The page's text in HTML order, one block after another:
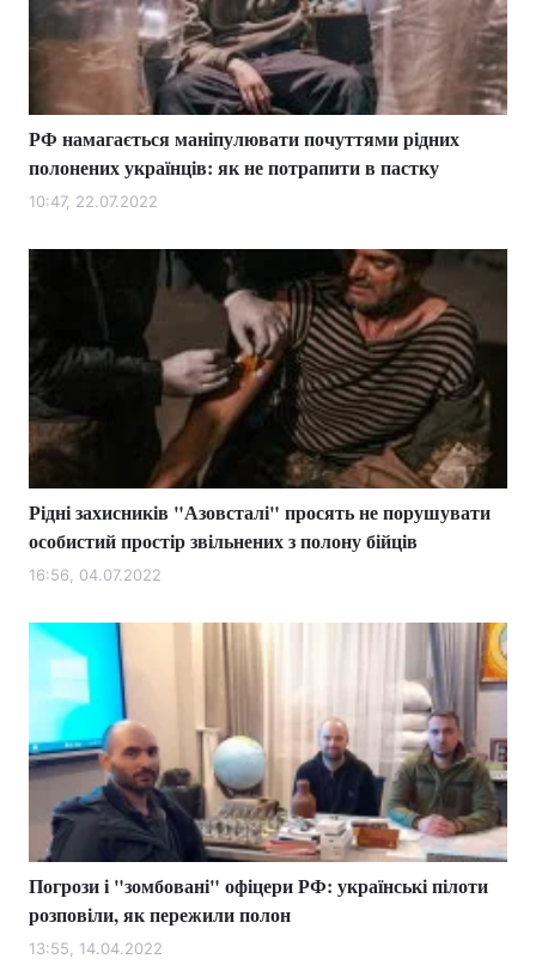
РФ намагається маніпулювати почуттями рідних
полонених українців: як не потрапити в пастку
10:47, 22.07.2022
Рідні захисників "Азовсталі" просять не порушувати
особистий простір звільнених з полону бійців
16:56, 04.07.2022
Погрози і "зомбовані" офіцери РФ: українські пілоти
розповіли, як пережили полон
13:55, 14.04.2022